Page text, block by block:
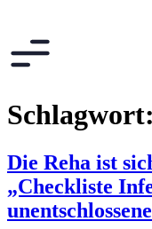
Schlagwort:
Die Reha ist
„Checkliste